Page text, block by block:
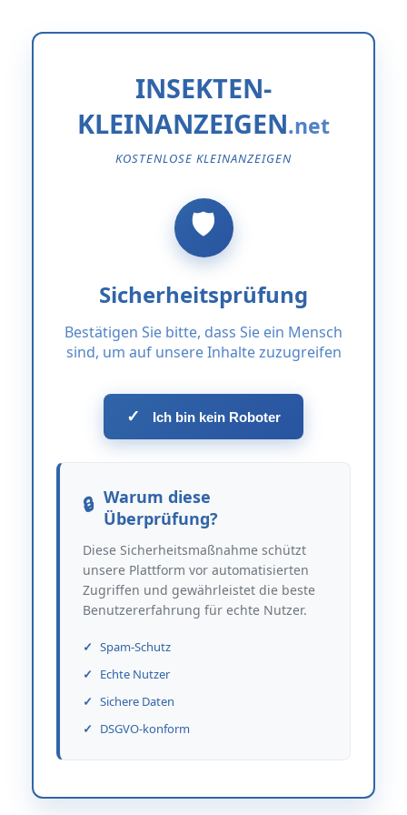
INSEKTEN-
KLEINANZEIGEN
KOSTENLOSE KLEINANZEIGEN
Sicherheitsprüfung
Bestätigen Sie bitte, dass Sie ein Mensch
sind, um auf unsere Inhalte zuzugreifen
✓ Ich bin kein Roboter
Warum diese
Überprüfung?
Diese Sicherheitsmaßnahme schützt
unsere Plattform vor automatisierten
Zugriffen und gewährleistet die beste
Benutzererfahrung für echte Nutzer.
Spam-Schutz
Echte Nutzer
Sichere Daten
DSGVO-konform